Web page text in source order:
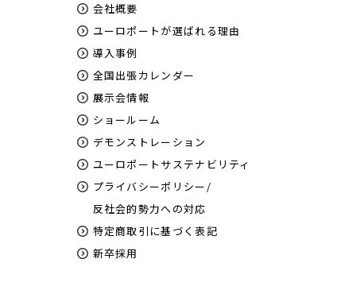
会社概要
ユーロポートが選ばれる理由
導入事例
全国出張カレンダー
展示会情報
ショールーム
デモンストレーション
ユーロポートサステナビリティ
プライバシーポリシー/
反社会的勢力への対応
特定商取引に基づく表記
新卒採用